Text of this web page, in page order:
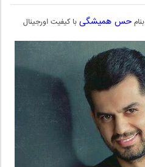
بنامحس همیشگیبا کیفیت اورجینال